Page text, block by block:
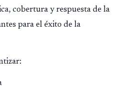
cobertura y respuesta de la
para el éxito de la